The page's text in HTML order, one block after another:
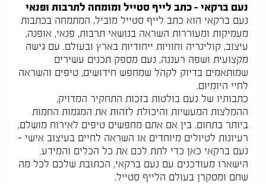
נעם ברקאי - כתב לייף סטייל ומומחה לתרבות ופנאי
נעם ברקאי הוא כתב לייף סטייל מוביל, המתמחה בכתבות
מעמיקות ומעוררות השראה בנושאי תרבות, פנאי, אופנה,
עיצוב, קולינריה וחוויות ייחודיות בארץ ובעולם. עם גישה
מקצועית ושפה רעננה, נעם מספק תכנים עשירים
שמותאמים בדיוק לקהל שמחפש חידושים, טיפים והשראה
לחיי היומיום.
כתבותיו של נעם בולטות בזכות התחקיר המדויק,
ההמלצות המעשיות והיכולת לזהות את המגמות החמות
ביותר בתחום. בין אם אתם מחפשים טיפים לאירוח מושלם,
רעיונות לטיולים מיוחדים או השראה לחיים בעיצוב אישי –
נעם ברקאי כאן כדי לתת לכם את כל הכלים והמידע.
הישארו מעודכנים עם נעם ברקאי, הכתובת שלכם לכל מה
שחם ומסקרן בעולם הלייף סטייל.